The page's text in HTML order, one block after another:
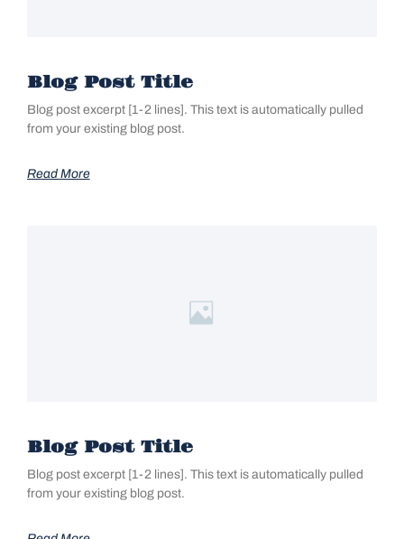
Blog Post Title
Blog post excerpt [1-2 lines]. This text is automatically pulled
from your existing blog post.
Read More
Blog Post Title
Blog post excerpt [1-2 lines]. This text is automatically pulled
from your existing blog post.